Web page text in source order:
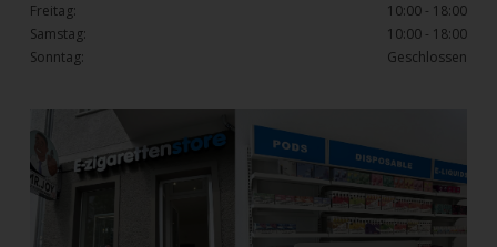
Freitag:
10:00 - 18:00
Samstag:
10:00 - 18:00
Sonntag:
Geschlossen